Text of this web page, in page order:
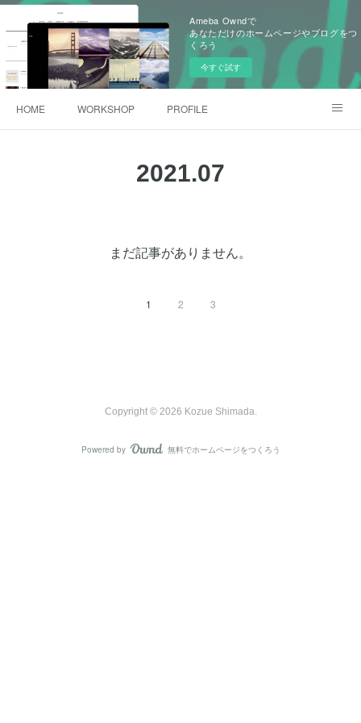
Ameba Owndで
あなただけのホームページやブログをつ
くろう
今すぐ試す
HOME WORKSHOP PROFILE
2021.07
まだ記事がありません。
1 2 3
Copyright © 2026 Kozue Shimada.
Powered by AmebaOwnd
無料でホームページをつくろう